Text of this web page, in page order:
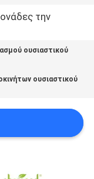
την
ουσιαστικού
ουσιαστικού